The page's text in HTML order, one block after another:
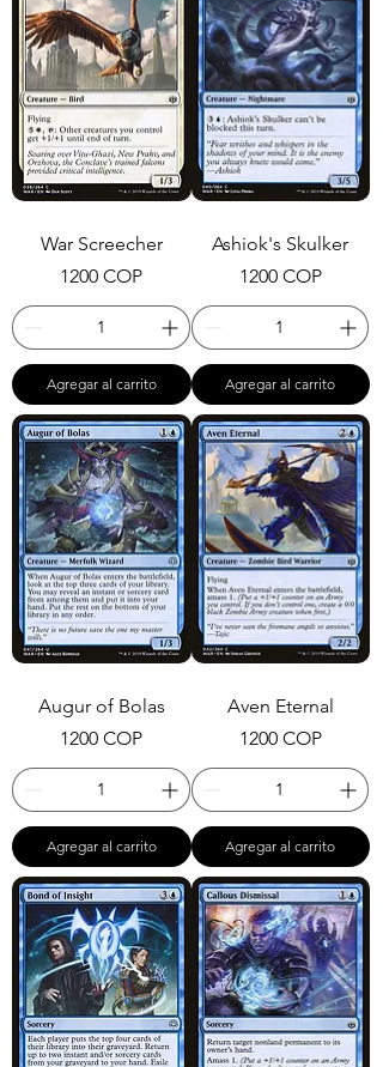
War Screecher
Precio
1200 COP
Agregar al carrito
Ashiok's Skulker
Precio
1200 COP
Agregar al carrito
Augur of Bolas
Precio
1200 COP
Agregar al carrito
Aven Eternal
Precio
1200 COP
Agregar al carrito